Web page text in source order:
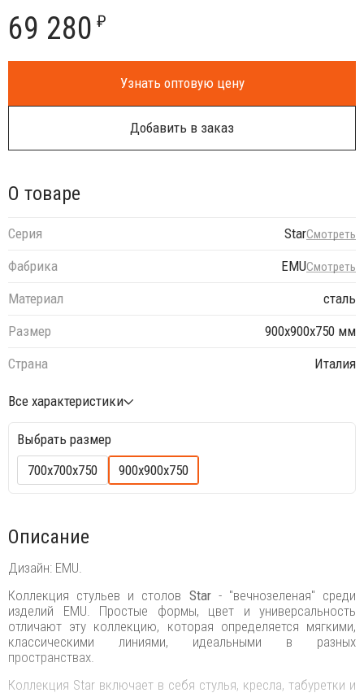
69 280 ₽
Узнать оптовую цену
Добавить в заказ
О товаре
Серия StarСмотреть
Фабрика EMUСмотреть
Материал
сталь
Размер
900х900х750 мм
Страна
Италия
Все характеристики
Выбрать размер
700х700х750
900х900х750
Описание
Дизайн: EMU.
Коллекция стульев и столов Star - "вечнозеленая" среди
изделий EMU. Простые формы, цвет и универсальность
отличают эту коллекцию, которая определяется мягкими,
классическими линиями, идеальными в разных
пространствах.
Коллекция Star включает в себя стулья, кресла, табуретки и